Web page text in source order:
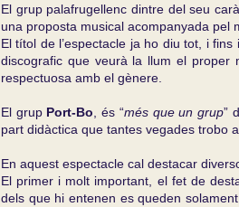
El grup palafrugellenc dintre del seu
una proposta musical acompanyada pel
El títol de l’espectacle ja ho diu tot, i
discografic que veurà la llum el proper
respectuosa amb el gènere.
El grup Port-Bo , és “més que un grup”
part didàctica que tantes vegades trobo
En aquest espectacle cal destacar
El primer i molt important, el fet de
dels que hi entenen es queden